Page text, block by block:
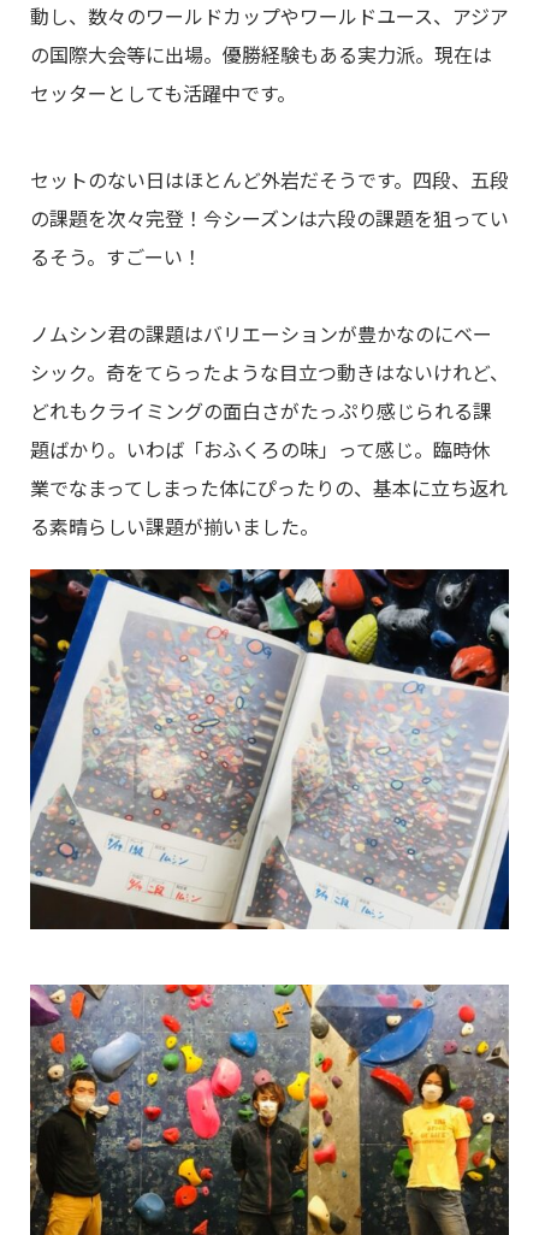
動し、数々のワールドカップやワールドユース、アジア
の国際大会等に出場。優勝経験もある実力派。現在は
セッターとしても活躍中です。
セットのない日はほとんど外岩だそうです。四段、五段
の課題を次々完登！今シーズンは六段の課題を狙ってい
るそう。すごーい！
ノムシン君の課題はバリエーションが豊かなのにベー
シック。奇をてらったような目立つ動きはないけれど、
どれもクライミングの面白さがたっぷり感じられる課
題ばかり。いわば「おふくろの味」って感じ。臨時休
業でなまってしまった体にぴったりの、基本に立ち返れ
る素晴らしい課題が揃いました。